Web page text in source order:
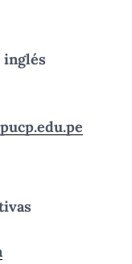
inglés